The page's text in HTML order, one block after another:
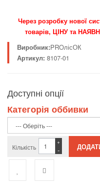
Через розробку нової
товарів, ЦІНУ та
Виробник:PROлісОК
Артикул: 8107-01
Доступні опції
Категорія оббивки
Кількість -
+